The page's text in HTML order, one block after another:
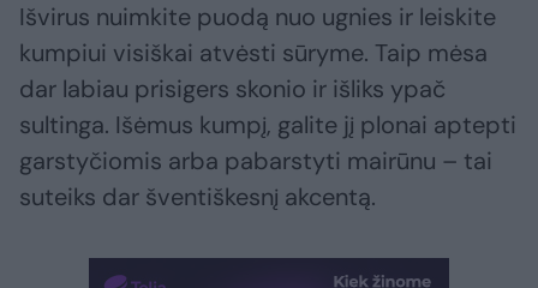
Išvirus nuimkite puodą nuo ugnies ir leiskite
kumpiui visiškai atvėsti sūryme. Taip mėsa
dar labiau prisigers skonio ir išliks ypač
sultinga. Išėmus kumpį, galite jį plonai aptepti
garstyčiomis arba pabarstyti mairūnu – tai
suteiks dar šventiškesnį akcentą.